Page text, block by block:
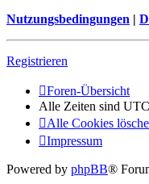
Nutzungsbedingungen |
Registrieren
Foren-Übersicht
Alle Zeiten sind
Alle Cookies
Impressum
Powered by phpBB®